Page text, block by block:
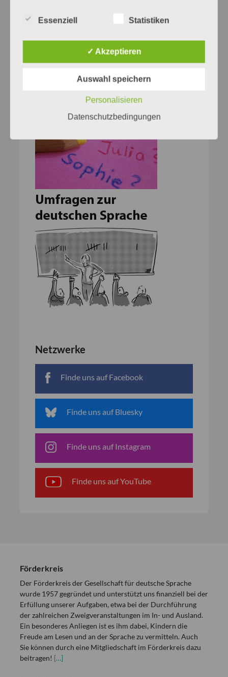
Netzwerke
Finde uns auf Facebook
Finde uns auf Bluesky
Finde uns auf Instagram
Finde uns auf YouTube
Förderkreis
Der Förderkreis der Gesellschaft für deutsche Sprache
wurde 1957 gegründet und unterstützt uns finanziell bei der
Erfüllung unserer Aufgaben, etwa bei der Durchführung
der zahlreichen Zweigveranstaltungen im In- und Ausland.
Ein besonderes Anliegen ist es ihm dabei, Kindern die
Freude am Lesen und an der Sprache zu vermitteln. Auch
Sie können durch eine Mitgliedschaft im Förderkreis dazu
beitragen! […]
Essenziell Statistiken
✓ Akzeptieren
Auswahl speichern
Personalisieren
Datenschutzbedingungen